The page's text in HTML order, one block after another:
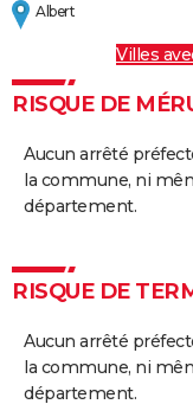
Albert
Villes
RISQUE DE
Aucun arrêté
la commune, ni
département.
RISQUE DE
Aucun arrêté
la commune, ni
département.